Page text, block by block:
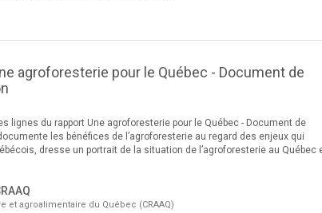
agroforesterie pour le Québec - Document de
lignes du rapport Une agroforesterie pour le Québec - Document de
les bénéfices de l’agroforesterie au regard des enjeux qui
dresse un portrait de la situation de l’agroforesterie au Québec
et agroalimentaire du Québec (CRAAQ)